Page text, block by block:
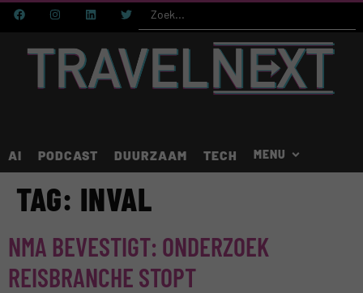
AI PODCAST DUURZAAM TECH
TAG: INVAL
NMA BEVESTIGT: ONDERZOEK
REISBRANCHE STOPT